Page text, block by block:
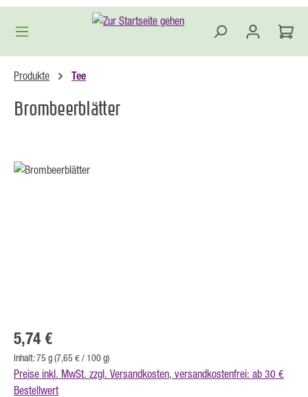
Zum Hauptinhalt springen
Produkte Tee
Brombeerblätter
Bildergalerie überspringen
Regulärer Preis:
5,74 €
Inhalt:75 g(7,65 € / 100 g)
Preise inkl. MwSt. zzgl. Versandkosten, versandkostenfrei: ab 30 €
Bestellwert